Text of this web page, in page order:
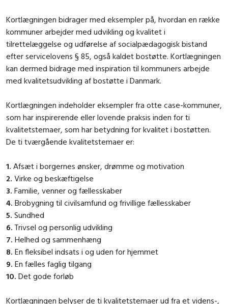
Kortlægningen bidrager med eksempler på, hvordan en række
kommuner arbejder med udvikling og kvalitet i
tilrettelæggelse og udførelse af socialpædagogisk bistand
efter servicelovens § 85, også kaldet bostøtte. Kortlægningen
kan dermed bidrage med inspiration til kommuners arbejde
med kvalitetsudvikling af bostøtte i Danmark.
Kortlægningen indeholder eksempler fra otte case-kommuner,
som har inspirerende eller lovende praksis inden for ti
kvalitetstemaer, som har betydning for kvalitet i bostøtten.
De ti tværgående kvalitetstemaer er:
1. Afsæt i borgernes ønsker, drømme og motivation
2. Virke og beskæftigelse
3. Familie, venner og fællesskaber
4. Brobygning til civilsamfund og frivillige fællesskaber
5. Sundhed
6. Trivsel og personlig udvikling
7. Helhed og sammenhæng
8. En fleksibel indsats i og uden for hjemmet
9. En fælles faglig tilgang
10. Det gode forløb
Kortlægningen belyser de ti kvalitetstemaer ud fra et videns-,